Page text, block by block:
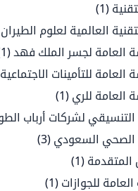
(1)
العالمية لعلوم الطيران
العامة لجسر الملك فهد(1)
للتأمينات الاجتماعية
العامة للري (1)
لشركات أرباب
الصحي السعودي (3)
المتقدمة (1)
العامة للجوازات (1)